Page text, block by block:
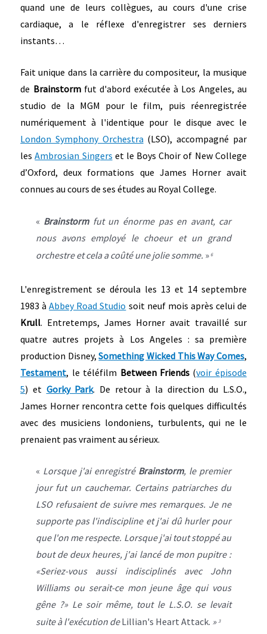
quand une de leurs collègues, au cours d'une crise
cardiaque, a le réflexe d'enregistrer ses derniers
instants…
Fait unique dans la carrière du compositeur, la musique
de Brainstormfut d'abord exécutée à Los Angeles, au
studio de la MGM pour le film, puis réenregistrée
numériquement à l'identique pour le disque avec le
London Symphony Orchestra (LSO), accompagné par
lesAmbrosian Singers et le Boys Choir of New College
d’Oxford, deux formations que James Horner avait
connues au cours de ses études au Royal College.
« Brainstormfut un énorme pas en avant, car
nous avons employé le choeur et un grand
orchestre et cela a coûté une jolie somme. » 6
L'enregistrement se déroula les 13 et 14 septembre
1983 àAbbey Road Studio soit neuf mois après celui de
Krull. Entretemps, James Horner avait travaillé sur
quatre autres projets à Los Angeles : sa première
production Disney,Something Wicked This Way Comes,
Testament, le téléfilm Between Friends(voir épisode
5) et Gorky Park. De retour à la direction du L.S.O.,
James Horner rencontra cette fois quelques difficultés
avec des musiciens londoniens, turbulents, qui ne le
prenaient pas vraiment au sérieux.
« Lorsque j'ai enregistré Brainstorm, le premier
jour fut un cauchemar. Certains patriarches du
LSO refusaient de suivre mes remarques. Je ne
supporte pas l'indiscipline et j'ai dû hurler pour
que l'on me respecte. Lorsque j'ai tout stoppé au
bout de deux heures, j'ai lancé de mon pupitre :
«Seriez-vous aussi indisciplinés avec John
Williams ou serait-ce mon jeune âge qui vous
gêne ?» Le soir même, tout le L.S.O. se levait
suite à l'exécution deLillian's Heart Attack. » 3